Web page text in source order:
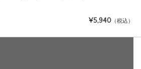
¥5,940 （税込）